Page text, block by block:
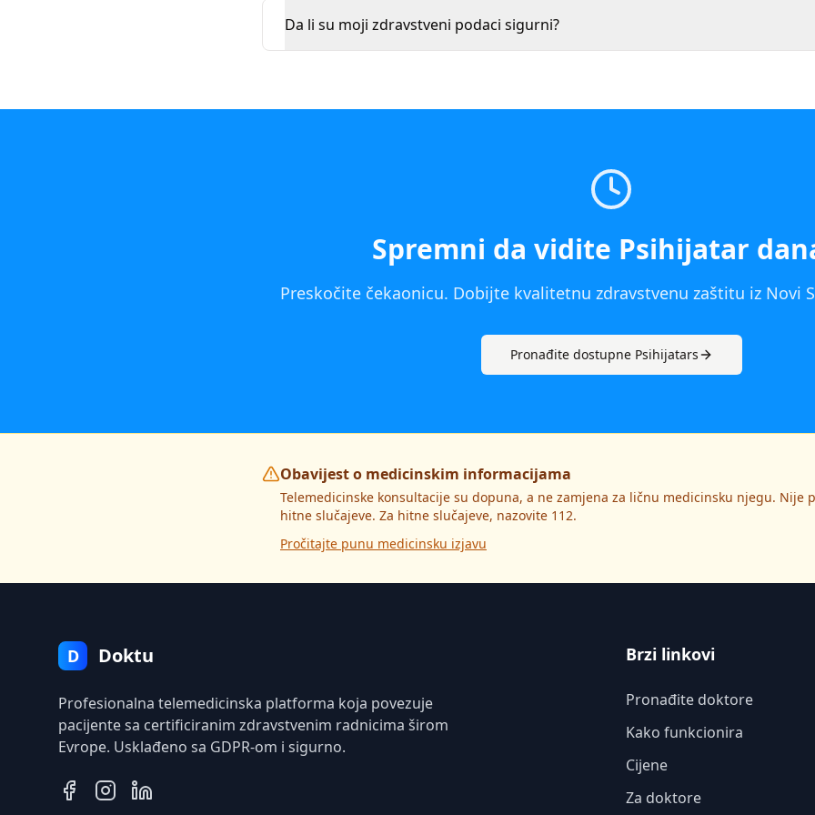
Da li su moji zdravstveni podaci sigurni?
Spremni da vidite Psihijatar
Preskočite čekaonicu. Dobijte kvalitetnu zdravstvenu zaštitu iz Novi
Pronađite dostupne Psihijatars
Obavijest o medicinskim informacijama
Telemedicinske konsultacije su dopuna, a ne zamjena za ličnu medicinsku njegu. Nije
hitne slučajeve. Za hitne slučajeve, nazovite 112.
Pročitajte punu medicinsku izjavu
D Doktu
Profesionalna telemedicinska platforma koja povezuje
pacijente sa certificiranim zdravstvenim radnicima širom
Evrope. Usklađeno sa GDPR-om i sigurno.
Brzi linkovi
Pronađite doktore
Kako funkcionira
Cijene
Za doktore